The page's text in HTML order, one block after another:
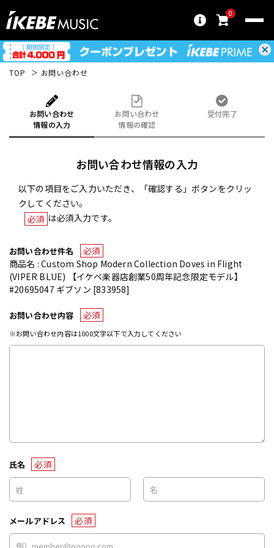
0
TOP お問い合わせ
お問い合わせ
情報の入力
お問い合わせ
情報の確認
受付完了
お問い合わせ情報の入力
以下の項目をご入力いただき、「確認する」ボタンをクリッ
クしてください。
必須 は必須入力です。
お問い合わせ件名
必須
商品名 : Custom Shop Modern Collection Doves in Flight
(VIPER BLUE) 【イケベ楽器店創業50周年記念限定モデル】
#20695047 ギブソン [833958]
お問い合わせ内容 必須
※お問い合わせ内容は1000文字以下で入力してください
氏名 必須
メールアドレス 必須